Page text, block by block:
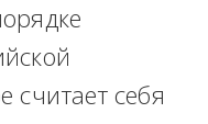
считает себя